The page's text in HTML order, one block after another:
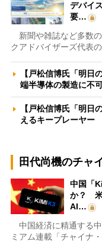
デバイ
要…
新聞や雑誌など多数
クアドバイザーズ代表
【戸松信博氏「明日
端半導体の製造に不
【戸松信博氏「明日
えるキープレーヤ
田代尚機のチャ
中国「
か？ 米
AI…
中国経済に精通する
ミアム連載「チャイナ